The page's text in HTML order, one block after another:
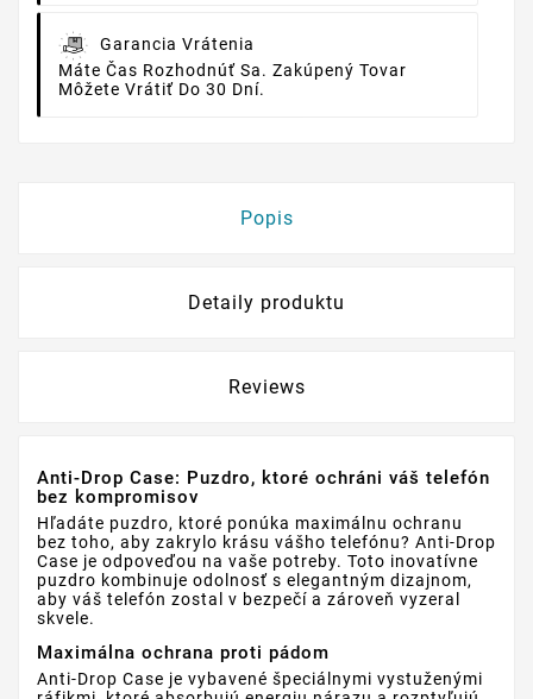
Garancia Vrátenia
Máte Čas Rozhodnúť Sa. Zakúpený Tovar
Môžete Vrátiť Do 30 Dní.
Popis
Detaily produktu
Reviews
Anti-Drop Case: Puzdro, ktoré ochráni váš telefón
bez kompromisov
Hľadáte puzdro, ktoré ponúka maximálnu ochranu
bez toho, aby zakrylo krásu vášho telefónu? Anti-Drop
Case je odpoveďou na vaše potreby. Toto inovatívne
puzdro kombinuje odolnosť s elegantným dizajnom,
aby váš telefón zostal v bezpečí a zároveň vyzeral
skvele.
Maximálna ochrana proti pádom
Anti-Drop Case je vybavené špeciálnymi vystuženými